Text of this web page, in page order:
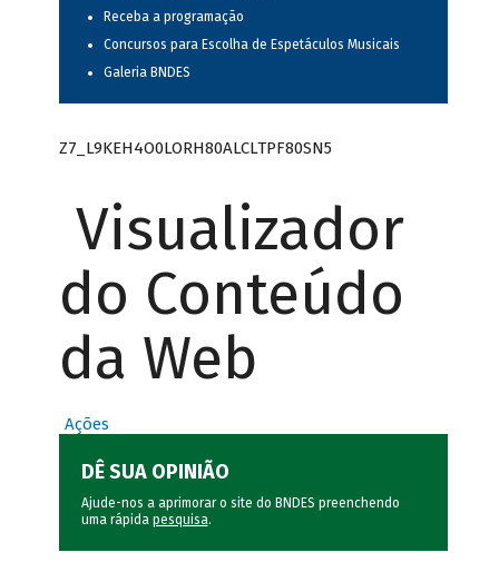
Receba a programação
Concursos para Escolha de Espetáculos Musicais
Galeria BNDES
Z7_L9KEH4O0LORH80ALCLTPF80SN5
Visualizador
do Conteúdo
da Web
Ações
DÊ SUA OPINIÃO
Ajude-nos a aprimorar o site do BNDES preenchendo
uma rápida pesquisa.